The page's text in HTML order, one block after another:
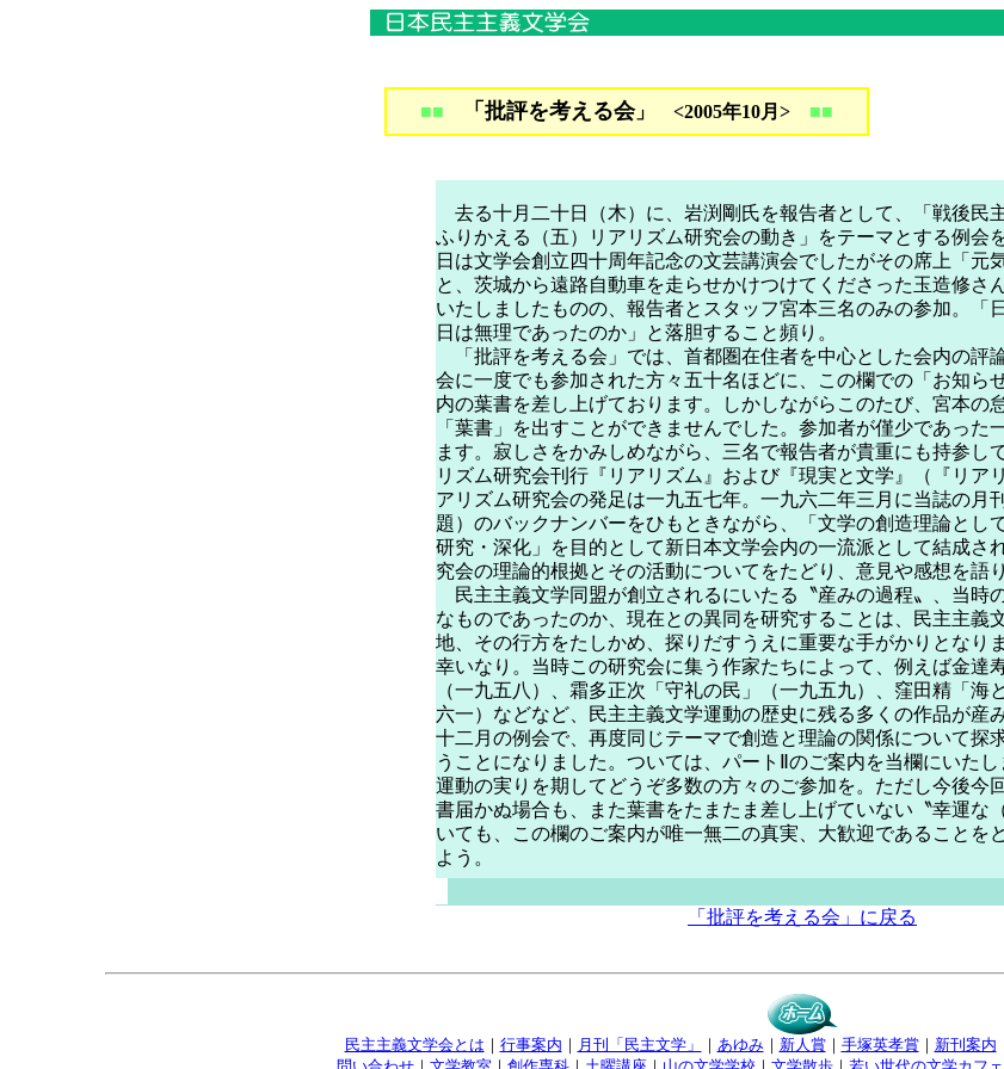
■■ 「批評を考える会」 <2005年10月> ■■
去る十月二十日（木）に、岩渕剛氏を報告者として、「戦後民
ふりかえる（五）リアリズム研究会の動き」をテーマとする例会
日は文学会創立四十周年記念の文芸講演会でしたがその席上「元
と、茨城から遠路自動車を走らせかけつけてくださった玉造修さ
いたしましたものの、報告者とスタッフ宮本三名のみの参加。「
日は無理であったのか」と落胆すること頻り。
「批評を考える会」では、首都圏在住者を中心とした会内の評
会に一度でも参加された方々五十名ほどに、この欄での「お知ら
内の葉書を差し上げております。しかしながらこのたび、宮本の
「葉書」を出すことができませんでした。参加者が僅少であった
ます。寂しさをかみしめながら、三名で報告者が貴重にも持参し
リズム研究会刊行『リアリズム』および『現実と文学』（『リア
アリズム研究会の発足は一九五七年。一九六二年三月に当誌の月
題）のバックナンバーをひもときながら、「文学の創造理論とし
研究・深化」を目的として新日本文学会内の一流派として結成さ
究会の理論的根拠とその活動についてをたどり、意見や感想を語
民主主義文学同盟が創立されるにいたる〝産みの過程〟、当時
なものであったのか、現在との異同を研究することは、民主主義
地、その行方をたしかめ、探りだすうえに重要な手がかりとなり
幸いなり。当時この研究会に集う作家たちによって、例えば金達
（一九五八）、霜多正次「守礼の民」（一九五九）、窪田精「海
六一）などなど、民主主義文学運動の歴史に残る多くの作品が産
十二月の例会で、再度同じテーマで創造と理論の関係について探
うことになりました。ついては、パートⅡのご案内を当欄にいた
運動の実りを期してどうぞ多数の方々のご参加を。ただし今後今
書届かぬ場合も、また葉書をたまたま差し上げていない〝幸運な
いても、この欄のご案内が唯一無二の真実、大歓迎であることを
よう。
「批評を考える会」に戻る
民主主義文学会とは ｜ 行事案内 ｜ 月刊「民主文学」 ｜ あゆみ｜ 新人賞｜ 手塚英孝賞｜ 新刊案内